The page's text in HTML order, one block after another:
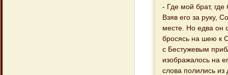
- Где мой брат, где
Взяв его за руку,
месте. Но едва он
бросясь на шею к
с Бестужевым
изображалось на
слова полились из